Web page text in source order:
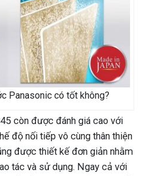
Panasonic có tốt không?
còn được đánh giá cao với
độ nối tiếp vô cùng thân thiện
được thiết kế đơn giản nhằm
tác và sử dụng. Ngay cả với